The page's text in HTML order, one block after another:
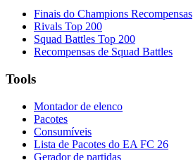
Finais do Champions Recompensas
Rivals Top 200
Squad Battles Top 200
Recompensas de Squad Battles
Tools
Montador de elenco
Pacotes
Consumíveis
Lista de Pacotes do EA FC 26
Gerador de partidas